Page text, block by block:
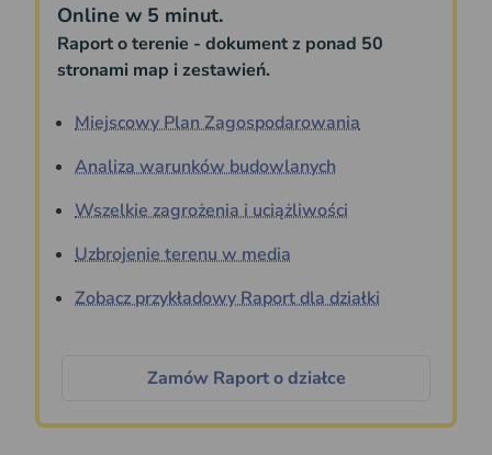
Online w 5 minut.
Raport o terenie - dokument z ponad 50
stronami map i zestawień.
Miejscowy Plan Zagospodarowania
Analiza warunków budowlanych
Wszelkie zagrożenia i uciążliwości
Uzbrojenie terenu w media
Zobacz przykładowy Raport dla działki
Zamów Raport o działce